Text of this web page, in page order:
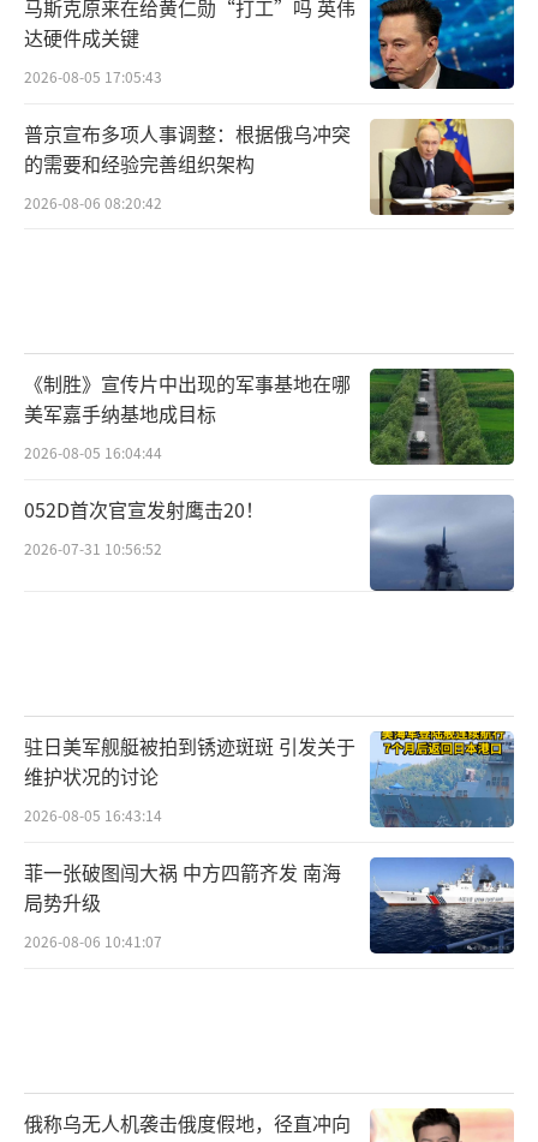
马斯克原来在给黄仁勋“打工”吗 英伟
达硬件成关键
2026-08-05 17:05:43
普京宣布多项人事调整：根据俄乌冲突
的需要和经验完善组织架构
2026-08-06 08:20:42
《制胜》宣传片中出现的军事基地在哪
美军嘉手纳基地成目标
2026-08-05 16:04:44
052D首次官宣发射鹰击20！
2026-07-31 10:56:52
驻日美军舰艇被拍到锈迹斑斑 引发关于
维护状况的讨论
2026-08-05 16:43:14
菲一张破图闯大祸 中方四箭齐发 南海
局势升级
2026-08-06 10:41:07
俄称乌无人机袭击俄度假地，径直冲向